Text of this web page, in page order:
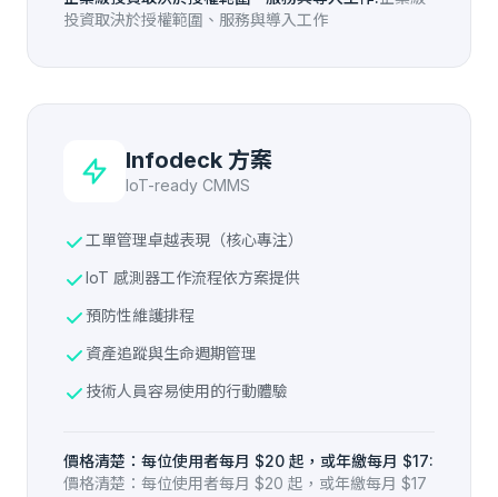
投資取決於授權範圍、服務與導入工作
Infodeck 方案
IoT-ready CMMS
工單管理卓越表現（核心專注）
IoT 感測器工作流程依方案提供
預防性維護排程
資產追蹤與生命週期管理
技術人員容易使用的行動體驗
價格清楚：每位使用者每月 $20 起，或年繳每月 $17:
價格清楚：每位使用者每月 $20 起，或年繳每月 $17